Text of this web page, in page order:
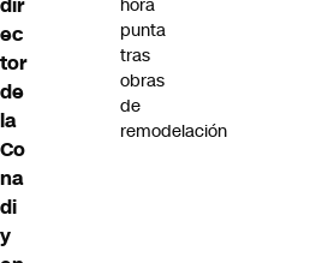
ec
tor
de
la
Co
na
di
y
hora
punta
tras
obras
de
remodelación